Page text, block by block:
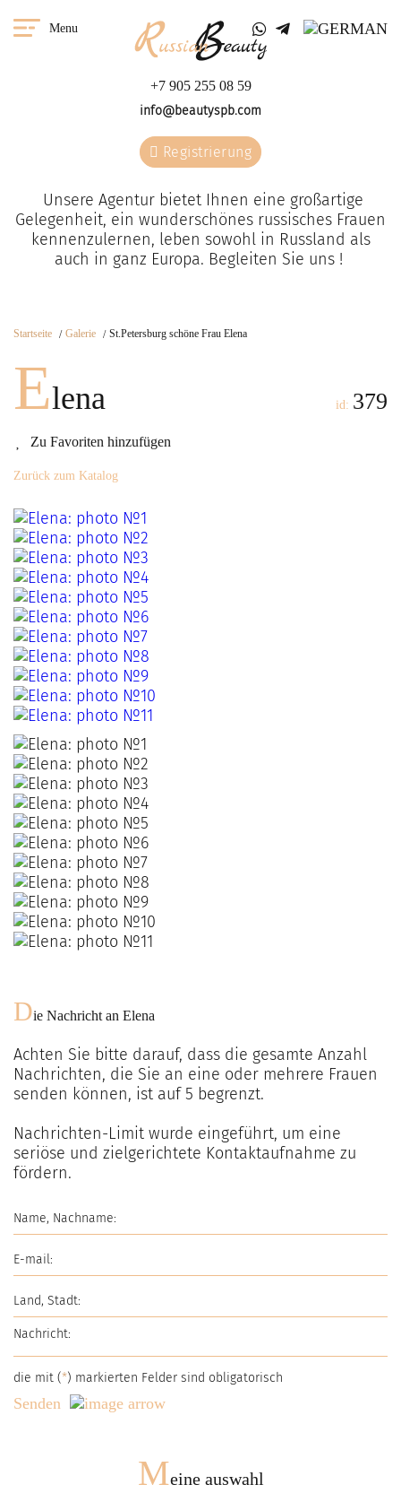
Menu
+7 905 255 08 59
info@beautyspb.com
Registrierung
Unsere Agentur bietet Ihnen eine großartige
Gelegenheit, ein wunderschönes russisches Frauen
kennenzulernen, leben sowohl in Russland als
auch in ganz Europa. Begleiten Sie uns !
Startseite Galerie St.Petersburg schöne Frau Elena
Elena
Zu Favoriten hinzufügen
id: 379
Zurück zum Katalog
Die Nachricht an Elena
Achten Sie bitte darauf, dass die gesamte Anzahl
Nachrichten, die Sie an eine oder mehrere Frauen
senden können, ist auf5 begrenzt.
Nachrichten-Limit wurde eingeführt, um eine
seriöse und zielgerichtete Kontaktaufnahme zu
fördern.
die mit (*) markierten Felder sind obligatorisch
Senden
Meine auswahl